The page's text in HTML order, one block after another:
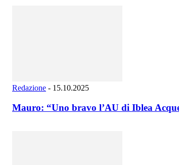
Redazione - 15.10.2025
Mauro: “Uno bravo l’AU di Iblea